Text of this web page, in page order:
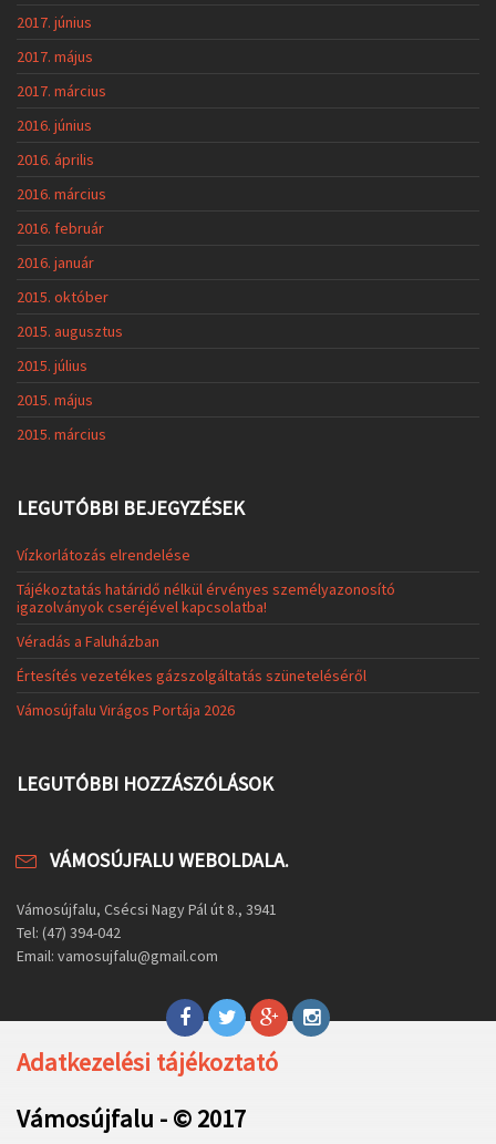
2017. június
2017. május
2017. március
2016. június
2016. április
2016. március
2016. február
2016. január
2015. október
2015. augusztus
2015. július
2015. május
2015. március
LEGUTÓBBI BEJEGYZÉSEK
Vízkorlátozás elrendelése
Tájékoztatás határidő nélkül érvényes személyazonosító
igazolványok cseréjével kapcsolatba!
Véradás a Faluházban
Értesítés vezetékes gázszolgáltatás szüneteléséről
Vámosújfalu Virágos Portája 2026
LEGUTÓBBI HOZZÁSZÓLÁSOK
VÁMOSÚJFALU WEBOLDALA.
Vámosújfalu, Csécsi Nagy Pál út 8., 3941
Tel: (47) 394-042
Email: vamosujfalu@gmail.com
Adatkezelési tájékoztató
Vámosújfalu - © 2017